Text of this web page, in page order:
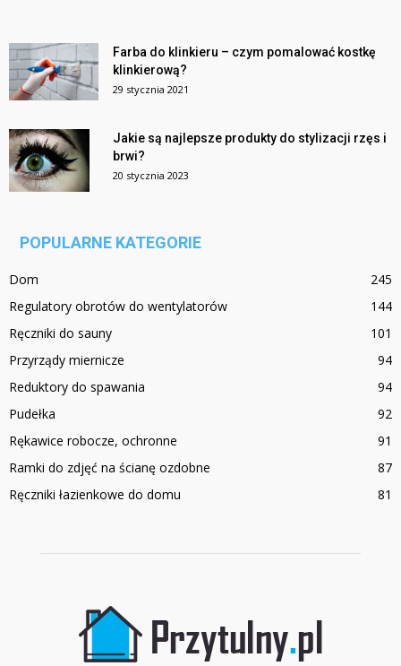
Farba do klinkieru – czym pomalować kostkę
klinkierową?
29 stycznia 2021
Jakie są najlepsze produkty do stylizacji rzęs i
brwi?
20 stycznia 2023
POPULARNE KATEGORIE
Dom
245
Regulatory obrotów do wentylatorów
144
Ręczniki do sauny
101
Przyrządy miernicze
94
Reduktory do spawania
94
Pudełka
92
Rękawice robocze, ochronne
91
Ramki do zdjęć na ścianę ozdobne
87
Ręczniki łazienkowe do domu
81